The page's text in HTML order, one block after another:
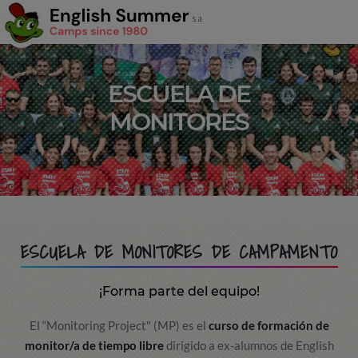
ESCUELA DE
MONITORES
ESCUELA DE MONITORES DE CAMPAMENTO
¡Forma parte del equipo!
El “Monitoring Project" (MP) es el curso de formación de
monitor/a de tiempo libredirigido a ex-alumnos de English